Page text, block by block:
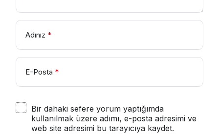
Adınız *
E-Posta *
Bir dahaki sefere yorum yaptığımda
kullanılmak üzere adımı, e-posta adresimi ve
web site adresimi bu tarayıcıya kaydet.